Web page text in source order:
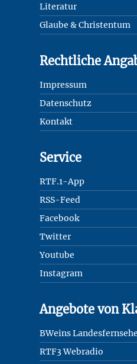
Literatur
Glaube & Christentum
Rechtliche
Impressum
Datenschutz
Kontakt
Service
RTF.1-App
RSS-Feed
Facebook
Twitter
Youtube
Instagram
Angebote von
BWeins
RTF3 Webradio